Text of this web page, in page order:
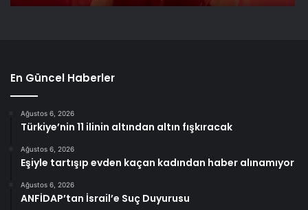
En Güncel Haberler
Ağustos 6, 2026
Türkiye’nin 11 ilinin altından altın fışkıracak
Ağustos 6, 2026
Eşiyle tartışıp evden kaçan kadından haber alınamıyor
Ağustos 6, 2026
ANFİDAP’tan İsrail’e Suç Duyurusu